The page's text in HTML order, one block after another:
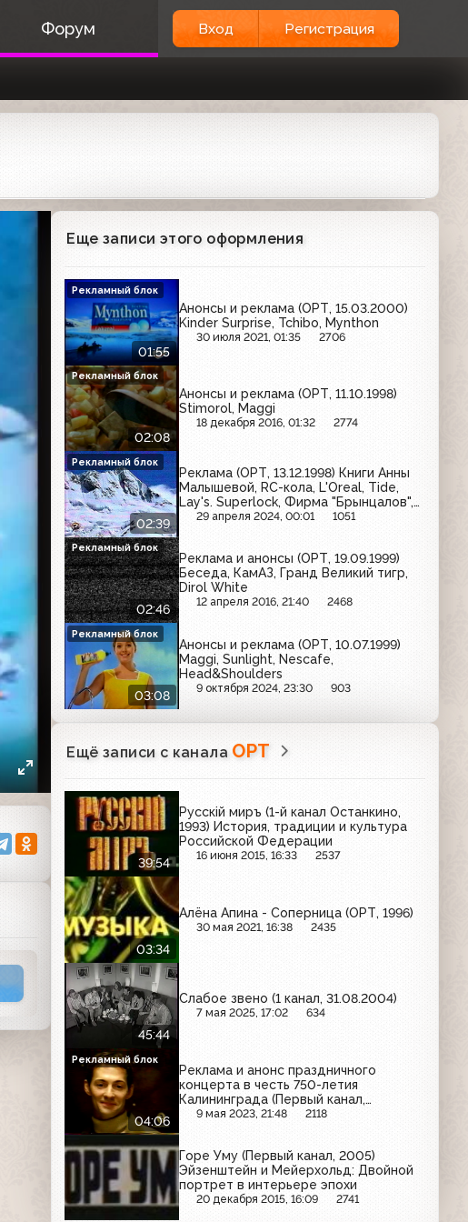
Форум Вход Регистрация
Еще записи этого оформления
01:55
Анонсы и реклама (ОРТ, 15.03.2000)
Kinder Surprise, Tchibo, Mynthon
30 июля 2021, 01:35 2706
Рекламный блок
02:08
Анонсы и реклама (ОРТ, 11.10.1998)
Stimorol, Maggi
18 декабря 2016, 01:32 2774
Рекламный блок
02:39
Реклама (ОРТ, 13.12.1998) Книги Анны
Малышевой, RC-кола, L'Oreal, Tide,
Lay's. Superlock, Фирма "Брынцалов",
Sprite
29 апреля 2024, 00:01 1051
Рекламный блок
02:46
Реклама и анонсы (ОРТ, 19.09.1999)
Беседа, КамАЗ, Гранд Великий тигр,
Dirol White
12 апреля 2016, 21:40 2468
Рекламный блок
03:08
Анонсы и реклама (ОРТ, 10.07.1999)
Maggi, Sunlight, Nescafe,
Head&Shoulders
9 октября 2024, 23:30 903
Рекламный блок
Ещё записи с канала ОРТ
39:54
Русскiй миръ (1-й канал Останкино,
1993) История, традиции и культура
Российской Федерации
16 июня 2015, 16:33 2537
03:34
Алёна Апина - Соперница (ОРТ, 1996)
30 мая 2021, 16:38 2435
45:44
Слабое звено (1 канал, 31.08.2004)
7 мая 2025, 17:02 634
04:06
Реклама и анонс праздничного
концерта в честь 750-летия
Калининграда (Первый канал,
03.07.2005) Dirol, Estrella,
Pro-V, Sprite, Maxwell House
9 мая 2023, 21:48 2118
Рекламный блок
Горе Уму (Первый канал, 2005)
Эйзенштейн и Мейерхольд: Двойной
портрет в интерьере эпохи
20 декабря 2015, 16:09 2741